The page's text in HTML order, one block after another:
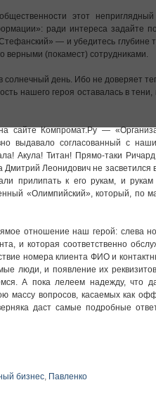
этот
ради интереса задайте
— и убедитесь глубине
верными (покамест) сотрудниками.
солнечный день. Ибо не доверяет
нашего героя оставалась в тени,
сайте Компромат.Ру —
выдавало согласованный с
Акула! Титан! Прямо-таки
Леонидович не засветился
прилипать к его рукам, и
«Олимпийский», который, по
отношение наш герой: слева
и которая соответственно
номера клиента ФИО и
люди, и появление их
А пока лелеем надежду, что
массу вопросов, касаемых как
даст самые подробные
бизнес, Павленко